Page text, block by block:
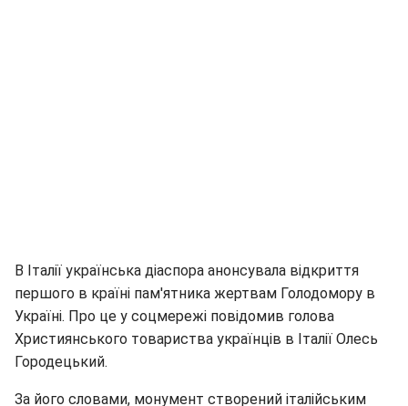
В Італії українська діаспора анонсувала відкриття
першого в країні пам'ятника жертвам Голодомору в
Україні. Про це у соцмережі повідомив голова
Християнського товариства українців в Італії Олесь
Городецький.
За його словами, монумент створений італійським